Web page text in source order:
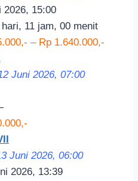
2026, 15:00
11 jam, 00 menit
– Rp 1.640.000,-
Juni 2026, 07:00
Juni 2026, 06:00
2026, 13:39